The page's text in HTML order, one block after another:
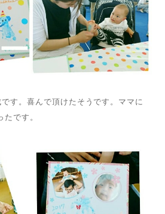
す。喜んで頂けたそうです。ママに
です。